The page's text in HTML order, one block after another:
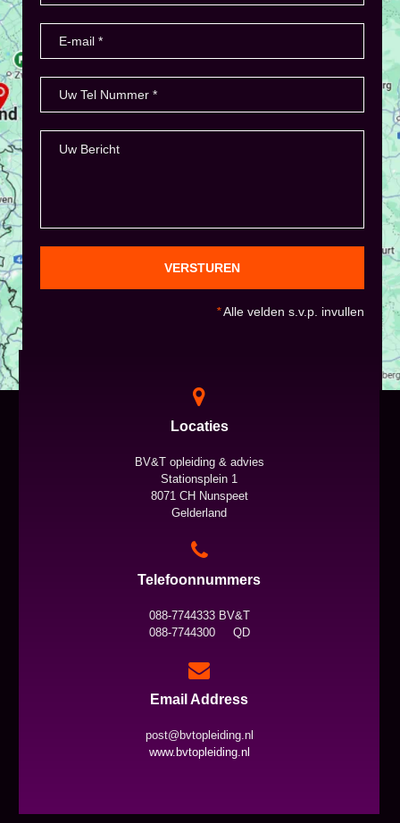
VERSTUREN
*Alle velden s.v.p. invullen
Locaties
BV&T opleiding & advies
Stationsplein 1
8071 CH Nunspeet
Gelderland
Telefoonnummers
088-7744333 BV&T
088-7744300 QD
Email Address
post@bvtopleiding.nl
www.bvtopleiding.nl